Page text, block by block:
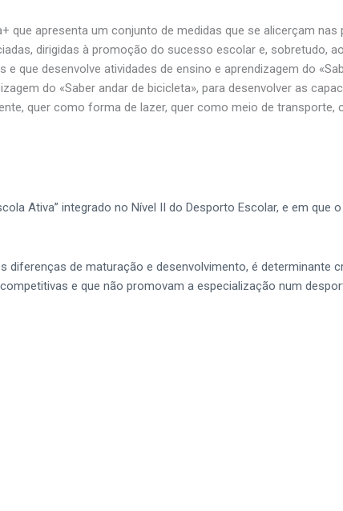
que apresenta um conjunto de medidas que se alicerçam
dirigidas à promoção do sucesso escolar e, sobretudo,
desenvolve atividades de ensino e aprendizagem do
do «Saber andar de bicicleta», para desenvolver as
quer como forma de lazer, quer como meio de transporte,
Ativa” integrado no Nível II do Desporto Escolar, e em
de maturação e desenvolvimento, é determinante
e que não promovam a especialização num